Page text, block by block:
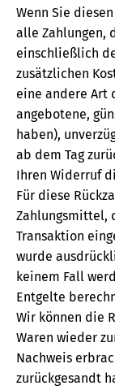
Wenn Sie
alle Zahlungen,
einschließlich
zusätzlichen
eine andere Art
angebotene,
haben),
ab dem Tag
Ihren Widerruf
Für diese
Zahlungsmittel,
Transaktion
wurde
keinem Fall
Entgelte
Wir können die
Waren wieder
Nachweis
zurückgesandt